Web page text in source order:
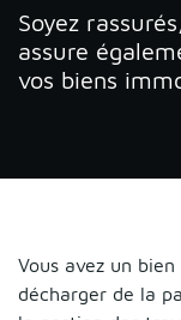
Soyez
assure
vos biens
Vous avez un
décharger de la